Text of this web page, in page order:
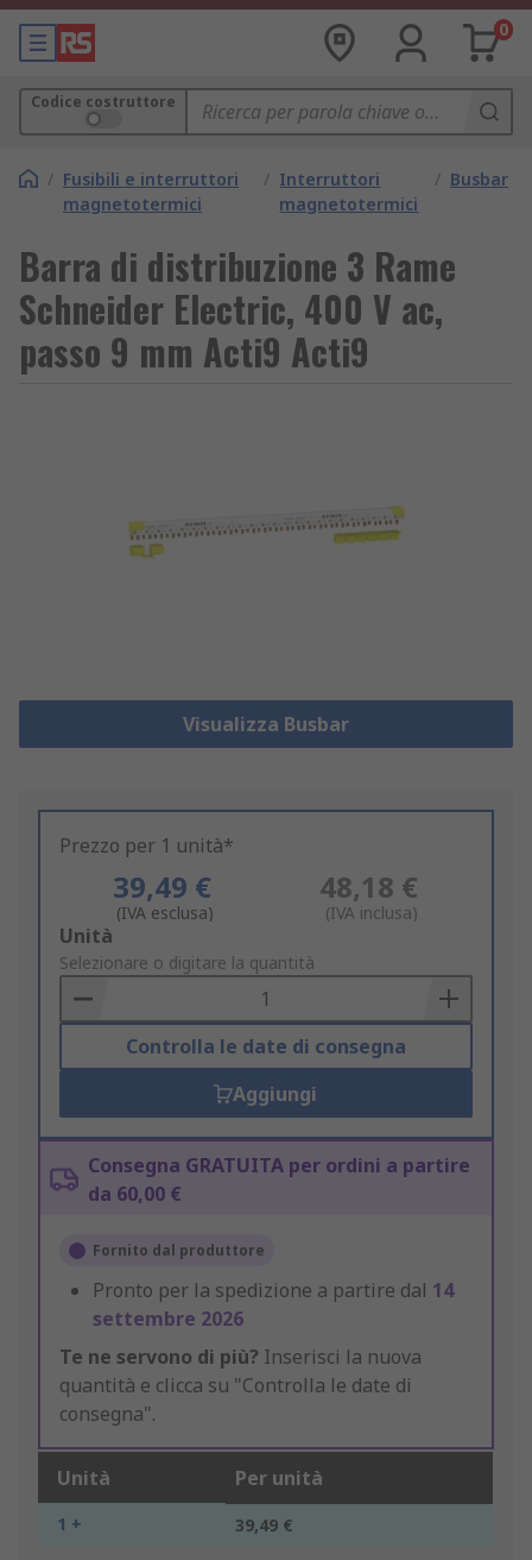
0
Codice costruttore
/ Fusibili e interruttori
magnetotermici
/ Interruttori
magnetotermici
/ Busbar
Barra di distribuzione 3 Rame
Schneider Electric, 400 V ac,
passo 9 mm Acti9 Acti9
Visualizza Busbar
Prezzo per 1 unità*
39,49 €
(IVA esclusa)
48,18 €
(IVA inclusa)
Add
to
Basket
Unità
Selezionare o digitare la quantità
Controlla le date di consegna
Aggiungi
Consegna GRATUITA per ordini a partire
da 60,00 €
Fornito dal produttore
Pronto per la spedizione a partire dal 14
settembre 2026
Te ne servono di più? Inserisci la nuova
quantità e clicca su "Controlla le date di
consegna".
Unità Per unità
1 + 39,49 €